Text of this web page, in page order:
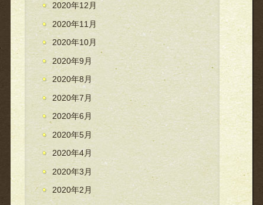
2020年12月
2020年11月
2020年10月
2020年9月
2020年8月
2020年7月
2020年6月
2020年5月
2020年4月
2020年3月
2020年2月